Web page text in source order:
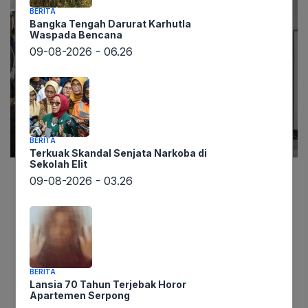
lintaswarta.co.id mengabarkan, Kejaksaan Agung
(Kejagung) secara tegas menyatakan akan
mengaplikasikan pasal Tindak Pidana Pencucian
Uang (TPPU) dalam penanganan kasus korupsi
tata kelola program Makan Bergizi Gratis (MBG).
Langkah ini diambil guna memburu dan menyita
aset-aset yang diduga kuat berasal dari hasil
BERITA
Bangka Tengah Darurat Karhutla
Waspada Bencana
09-08-2026 - 06.26
BERITA
Terkuak Skandal Senjata Narkoba di
Sekolah Elit
09-08-2026 - 03.26
BERITA
Lansia 70 Tahun Terjebak Horor
Apartemen Serpong